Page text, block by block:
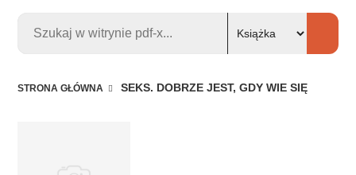
STRONA GŁÓWNA SEKS. DOBRZE JEST, GDY WIE SIĘ